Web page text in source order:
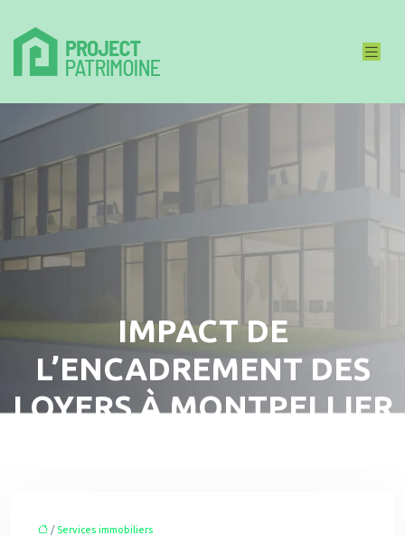
IMPACT DE
L’ENCADREMENT DES
LOYERS À MONTPELLIER
/ Services immobiliers